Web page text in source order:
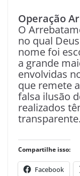
Operação
O
no qual
nome foi
a grande
envolvidas
que remete
falsa ilusão
realizados
transparente.
Compartilhe isso:
Facebook